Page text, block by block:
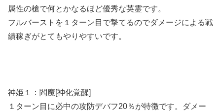
属性の槍で何とかなるほど優秀な英霊です。
フルバーストを１ターン目で撃てるのでダメージによる戦
績稼ぎがとてもやりやすいです。
神姫１：閻魔[神化覚醒]
１ターン目に必中の攻防デバフ20％が特徴です。ダメー